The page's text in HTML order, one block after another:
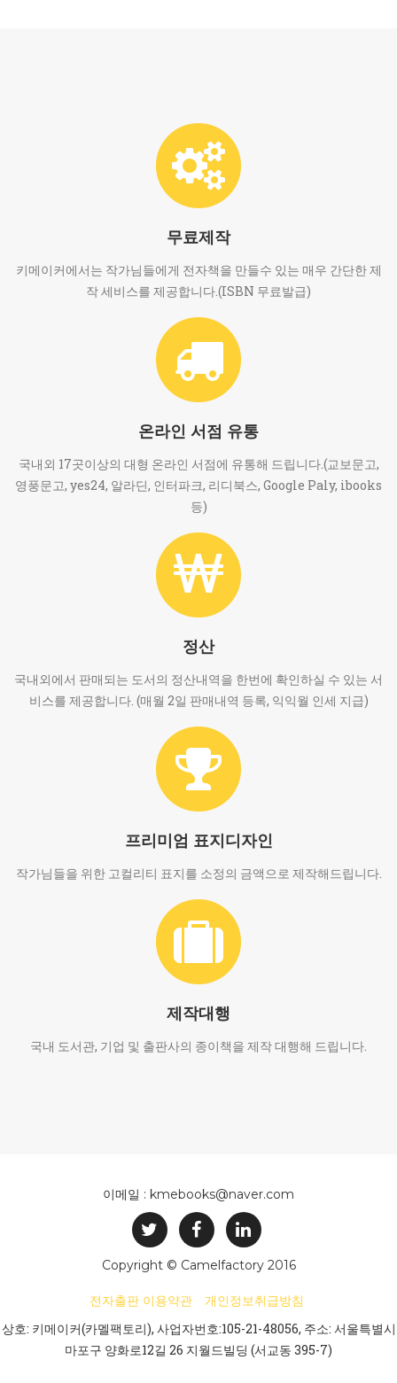
무료제작
키메이커에서는 작가님들에게 전자책을 만들수 있는 매우 간단한 제
작 세비스를 제공합니다.(ISBN 무료발급)
온라인 서점 유통
국내외 17곳이상의 대형 온라인 서점에 유통해 드립니다.(교보문고,
영풍문고, yes24, 알라딘, 인터파크, 리디북스, Google Paly, ibooks
등)
정산
국내외에서 판매되는 도서의 정산내역을 한번에 확인하실 수 있는 서
비스를 제공합니다. (매월 2일 판매내역 등록, 익익월 인세 지급)
프리미엄 표지디자인
작가님들을 위한 고컬리티 표지를 소정의 금액으로 제작해드립니다.
제작대행
국내 도서관, 기업 및 출판사의 종이책을 제작 대행해 드립니다.
이메일 : kmebooks@naver.com
Copyright © Camelfactory 2016
전자출판 이용약관 개인정보취급방침
상호: 키메이커(카멜팩토리), 사업자번호:105-21-48056, 주소: 서울특별시
마포구 양화로12길 26 지월드빌딩 (서교동 395-7)